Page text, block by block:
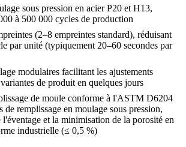
sous pression en acier P20 et H13,
à 500 000 cycles de production
(2–8 empreintes standard), réduisant
par unité (typiquement 20–60 secondes par
modulaires facilitant les ajustements
de produit en quelques jours
de moule conforme à l'ASTM D6204
de remplissage en moulage sous pression,
et la minimisation de la porosité en
industrielle (≤ 0,5 %)